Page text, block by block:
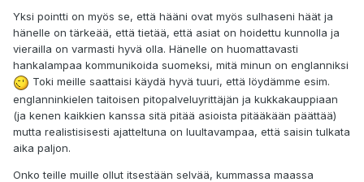
Yksi pointti on myös se, että hääni ovat myös sulhaseni häät ja
hänelle on tärkeää, että tietää, että asiat on hoidettu kunnolla ja
vierailla on varmasti hyvä olla. Hänelle on huomattavasti
hankalampaa kommunikoida suomeksi, mitä minun on englanniksi
Toki meille saattaisi käydä hyvä tuuri, että löydämme esim.
englanninkielen taitoisen pitopalveluyrittäjän ja kukkakauppiaan
(ja kenen kaikkien kanssa sitä pitää asioista pitääkään päättää)
mutta realistisisesti ajatteltuna on luultavampaa, että saisin tulkata
aika paljon.
Onko teille muille ollut itsestään selvää, kummassa maassa